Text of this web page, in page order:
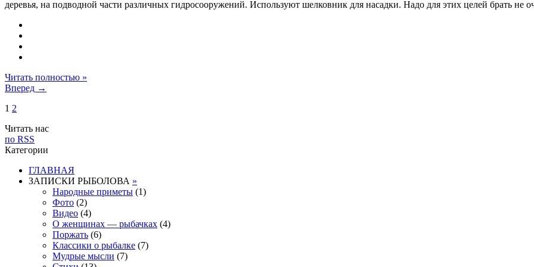
деревья, на подводной части различных гидросооружений. Используют шелковник для насадки. Надо для этих целей брать не
Читать полностью »
Вперед →
1 2
Читать нас
по RSS
Категории
ГЛАВНАЯ
ЗАПИСКИ РЫБОЛОВА »
Народные приметы (1)
Фото (2)
Видео (4)
О женщинах — рыбачках (4)
Поржать (6)
Классики о рыбалке (7)
Мудрые мысли (7)